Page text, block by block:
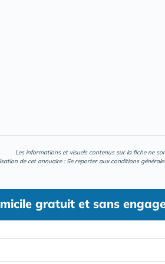
Les informations et visuels contenus sur la fiche ne
de cet annuaire : Se reporter aux conditions
gratuit et sans